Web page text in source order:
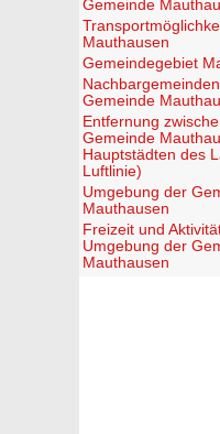
Gemeinde
Mauthausen
Gemeindegebiet
Gemeinde
Entfernung
Gemeinde
Hauptstädten des
Luftlinie)
Umgebung der
Mauthausen
Freizeit und
Umgebung der
Mauthausen